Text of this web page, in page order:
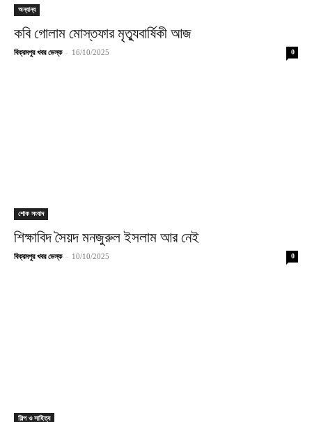
অন্যান্য
কবি গোলাম মোস্তফার মৃত্যুবার্ষিকী আজ
বিক্রমপুর খবর ডেস্ক - 16/10/2025 0
শোক সংবাদ
শিক্ষাবিদ সৈয়দ মনজুরুল ইসলাম আর নেই
বিক্রমপুর খবর ডেস্ক - 10/10/2025 0
শিল্প ও সাহিত্য